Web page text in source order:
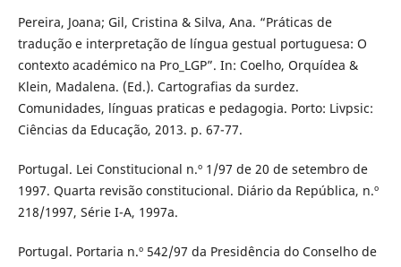
Pereira, Joana; Gil, Cristina & Silva, Ana. “Práticas de
tradução e interpretação de língua gestual portuguesa: O
contexto académico na Pro_LGP”. In: Coelho, Orquídea &
Klein, Madalena. (Ed.). Cartografias da surdez.
Comunidades, línguas praticas e pedagogia. Porto: Livpsic:
Ciências da Educação, 2013. p. 67-77.
Portugal. Lei Constitucional n.º 1/97 de 20 de setembro de
1997. Quarta revisão constitucional. Diário da República, n.º
218/1997, Série I-A, 1997a.
Portugal. Portaria n.º 542/97 da Presidência do Conselho de